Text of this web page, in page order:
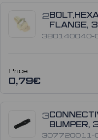
2
FLANGE,
0012
380140040-
Price
0,79€
3
BUMPER,
0001
307720011-